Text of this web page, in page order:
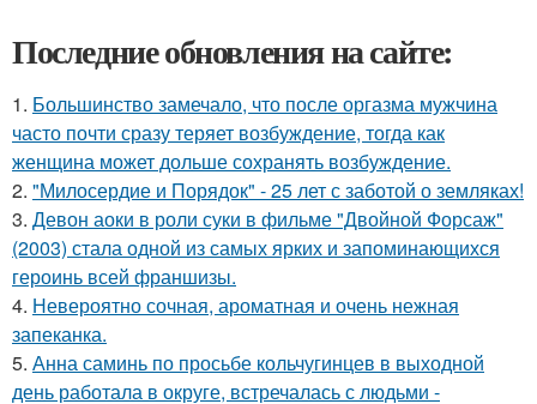
Последние обновления на сайте:
1. Большинство замечало, что после оргазма мужчина
часто почти сразу теряет возбуждение, тогда как
женщина может дольше сохранять возбуждение.
2. "Милосердие и Порядок" - 25 лет с заботой о земляках!
3. Девон аоки в роли суки в фильме "Двойной Форсаж"
(2003) стала одной из самых ярких и запоминающихся
героинь всей франшизы.
4. Невероятно сочная, ароматная и очень нежная
запеканка.
5. Анна саминь по просьбе кольчугинцев в выходной
день работала в округе, встречалась с людьми -